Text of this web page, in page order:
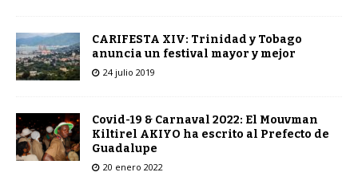
CARIFESTA XIV: Trinidad y Tobago
anuncia un festival mayor y mejor
24 julio 2019
Covid-19 & Carnaval 2022: El Mouvman
Kiltirel AKIYO ha escrito al Prefecto de
Guadalupe
20 enero 2022